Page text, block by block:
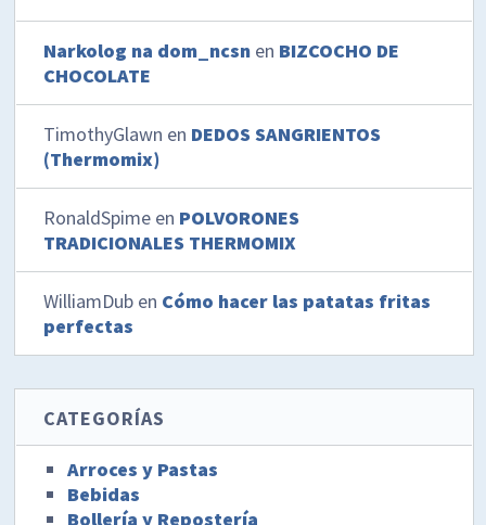
Narkolog na dom_ncsn en BIZCOCHO DE
CHOCOLATE
TimothyGlawn en DEDOS SANGRIENTOS
(Thermomix)
RonaldSpime en POLVORONES
TRADICIONALES THERMOMIX
WilliamDub en Cómo hacer las patatas fritas
perfectas
CATEGORÍAS
Arroces y Pastas
Bebidas
Bollería y Repostería